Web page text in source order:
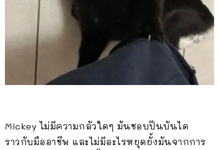
Mickey ไม่มีความกลัวใดๆ มันชอบปีนบันได
ราวกับมืออาชีพ และไม่มีอะไรหยุดยั้งมันจากการ